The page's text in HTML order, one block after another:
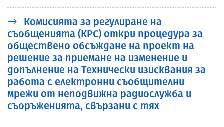
Комисията за регулиране на
съобщенията (КРС) откри процедура за
обществено обсъждане на проект на
решение за приемане на изменение и
допълнение на Технически изисквания за
работа с електронни съобщителни
мрежи от неподвижна радиослужба и
съоръженията, свързани с тях